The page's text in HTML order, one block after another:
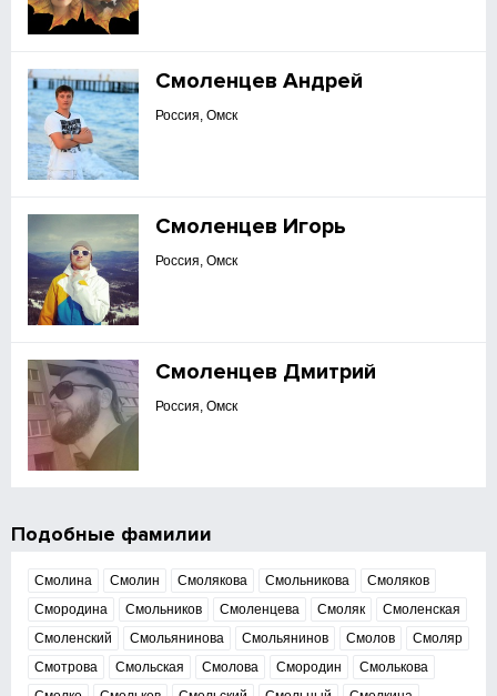
Смоленцев Андрей
Россия, Омск
Смоленцев Игорь
Россия, Омск
Смоленцев Дмитрий
Россия, Омск
Подобные фамилии
Смолина Смолин Смолякова Смольникова
Смоляков
Смородина
Смольников Смоленцева Смоляк
Смоленская
Смоленский
Смольянинова Смольянинов Смолов
Смоляр
Смотрова
Смольская Смолова Смородин
Смолькова